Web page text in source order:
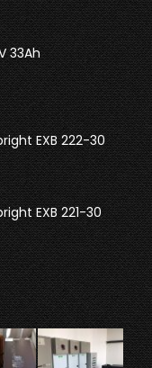
33Ah
EXB 222-30
EXB 221-30